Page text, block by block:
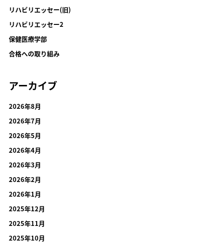
リハビリエッセー(旧)
リハビリエッセー2
保健医療学部
合格への取り組み
アーカイブ
2026年8月
2026年7月
2026年5月
2026年4月
2026年3月
2026年2月
2026年1月
2025年12月
2025年11月
2025年10月